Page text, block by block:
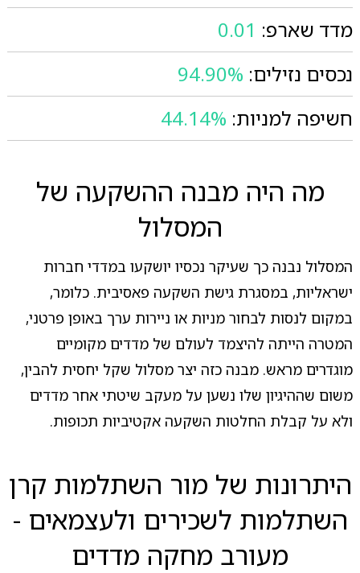
מדד שארפ: 0.01
נכסים נזילים: 94.90%
חשיפה למניות: 44.14%
מה היה מבנה ההשקעה של
המסלול
המסלול נבנה כך שעיקר נכסיו יושקעו במדדי חברות
ישראליות, במסגרת גישת השקעה פאסיבית. כלומר,
במקום לנסות לבחור מניות או ניירות ערך באופן פרטני,
המטרה הייתה להיצמד לעולם של מדדים מקומיים
מוגדרים מראש. מבנה כזה יצר מסלול שקל יחסית להבין,
משום שההיגיון שלו נשען על מעקב שיטתי אחר מדדים
ולא על קבלת החלטות השקעה אקטיביות תכופות.
היתרונות של מור השתלמות קרן
השתלמות לשכירים ולעצמאים -
מעורב מחקה מדדים